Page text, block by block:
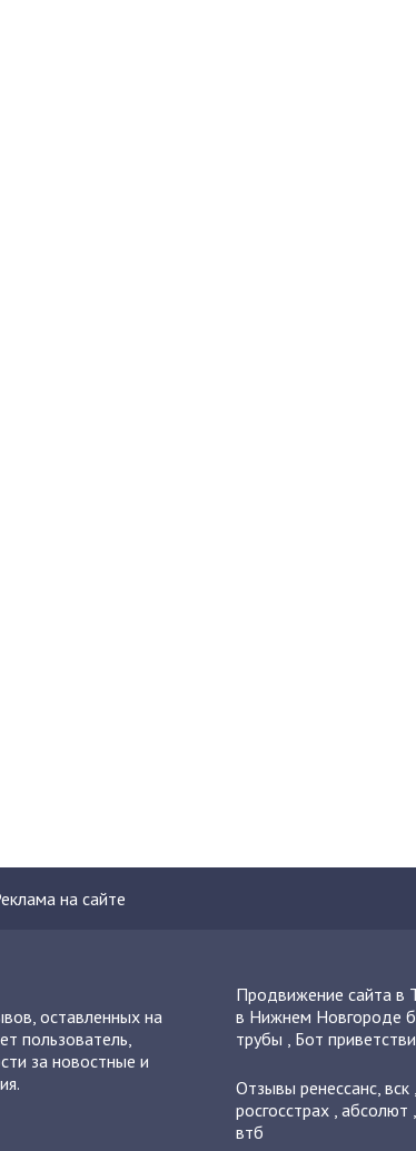
на сайте
оставленных на
пользователь,
за новостные и
Продвижение сайта в
в Нижнем Новгороде
трубы , Бот
Отзывы ренессанс, вск,
росгосстрах, абсолют ,
втб